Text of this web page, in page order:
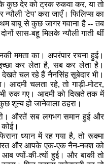
कुछ देर को ट्रक रुकवा कर,या तो
'टेप'करा जाएँ। फिलिप्स का
बाबू से कुछ जागर गवाना है -- तब
सास-बहू मिलके न्यौली गाती थीं
ममता का। अपरंपार रचना हुई।
कर लेता है,सब कर लेता है।
चल रहे हैं नैनसिंह सूबेदार भी।
आदमी चलता रहे,तो गाड़ी-मोटर,
रुक गए। आदमी को दिखते तक में
शून्य हो जानेवाला ठहरा।
औरतें सब लगभग समान हुई और
ध्यान में रह गया है,तो रूक्मा
औरत और आपके एक-एक नैन-नक्श को
ज्यों-की-त्यों हुई। और बाकी तो